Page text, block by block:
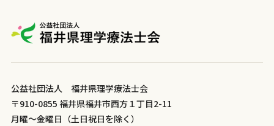
ン
公益社団法人 福井県理学療法士会
〒910-0855 福井県福井市西方１丁目2-11
月曜～金曜日（土日祝日を除く）